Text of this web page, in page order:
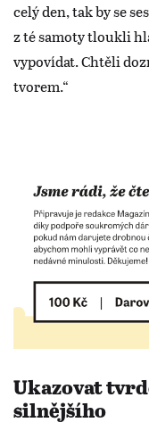
celý den, tak by se
z té samoty tloukli
vypovídat. Chtěli
tvorem.“
Ukazovat
silnějšího